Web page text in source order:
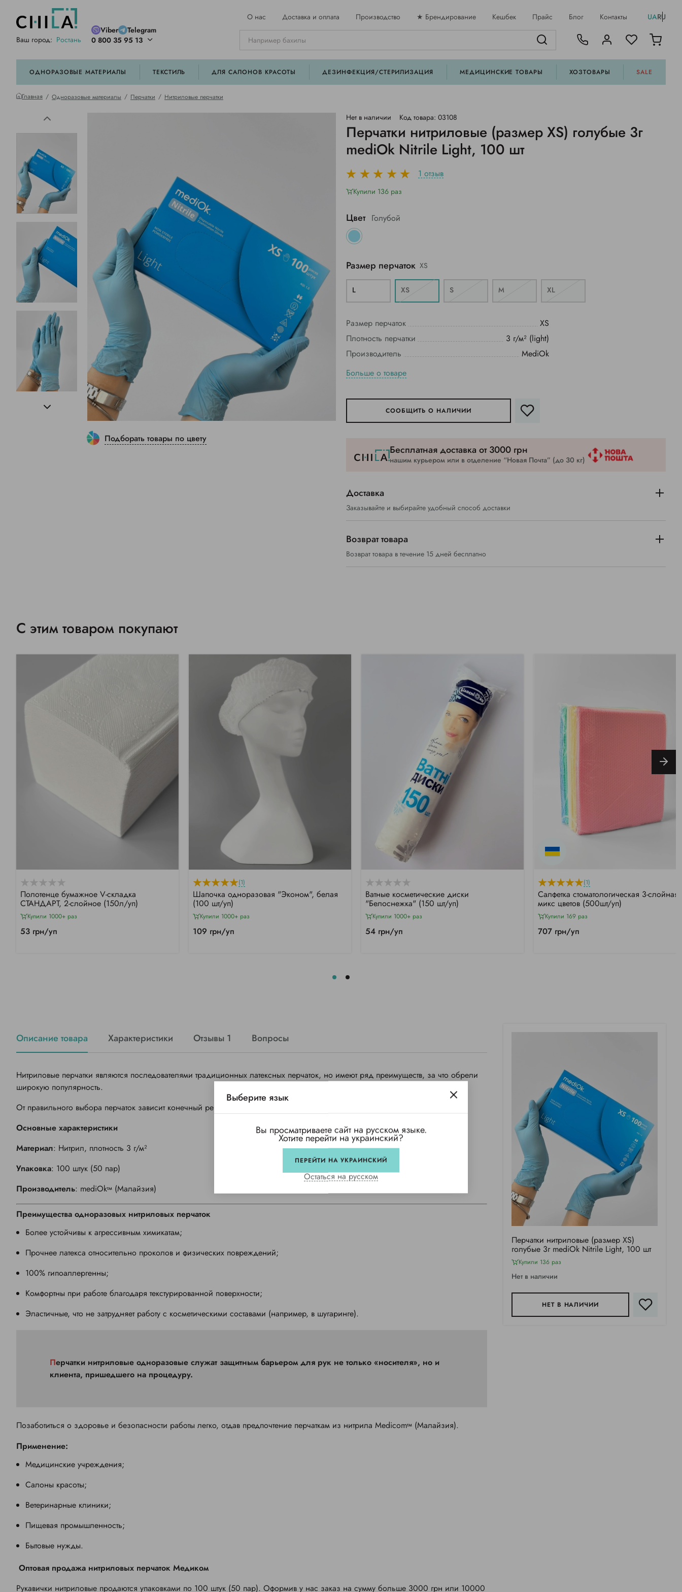
Ваш город: Ростань
Viber
Telegram
0 800 35 95 13
О нас Доставка и оплата Производство ★ Брендирование Кешбек Прайс Блог Контакты UARU
ОДНОРАЗОВЫЕ МАТЕРИАЛЫ ТЕКСТИЛЬ ДЛЯ САЛОНОВ КРАСОТЫ ДЕЗИНФЕКЦИЯ/СТЕРИЛИЗАЦИЯ МЕДИЦИНСКИЕ ТОВАРЫ ХОЗТОВАРЫ SALE
Главная Одноразовые материалы Перчатки Нитриловые перчатки
Подборать товары по цвету
Нет в наличии Код товара: 03108
Перчатки нитриловые (размер XS) голубые 3г
mediOk Nitrile Light, 100 шт
1 отзыв
Купили 136 раз
Цвет Голубой
Размер перчаток XS
L XS S M ХL
Размер перчаток
XS
Плотность перчатки
3 г/м² (light)
Производитель
MediOk
Больше о товаре
СООБЩИТЬ О НАЛИЧИИ
Бесплатная доставка от 3000 грн
нашим курьером или в отделение “Новая Почта” (до 30 кг)
Доставка
Заказывайте и выбирайте удобный способ доставки
Возврат товара
Возврат товара в течение 15 дней бесплатно
С этим товаром покупают
Полотенце бумажное V-складка
СТАНДАРТ, 2-слойное (150л/уп)
Купили 1000+ раз
53 грн/уп
(1)
Шапочка одноразовая "Эконом", белая
(100 шт/уп)
Купили 1000+ раз
109 грн/уп
Ватные косметические диски
"Белоснежка" (150 шт/уп)
Купили 1000+ раз
54 грн/уп
(1)
Салфетка стоматологическая 3-слойная,
микс цветов (500шт/уп)
Купили 169 раз
707 грн/уп
Описание товара Характеристики Отзывы 1 Вопросы
Нитриловые перчатки являются последователями традиционных латексных перчаток, но имеют ряд преимуществ, за что обрели
широкую популярность.
От правильного выбора перчаток зависит конечный результат работы и безопасность предоставляемых услуг.
Основные характеристики
Материал: Нитрил, плотность 3 г/м²
Упаковка: 100 штук (50 пар)
Производитель: mediOkтм (Малайзия)
Преимущества одноразовых нитриловых перчаток
Более устойчивы к агрессивным химикатам;
Прочнее латекса относительно проколов и физических повреждений;
100% гипоаллергенны;
Комфортны при работе благодаря текстурированной поверхности;
Эластичные, что не затрудняет работу с косметическими составами (например, в шугаринге).
Перчатки нитриловые одноразовые служат защитным барьером для рук не только «носителя», но и
клиента, пришедшего на процедуру.
Позаботиться о здоровье и безопасности работы легко, отдав предпочтение перчаткам из нитрила Medicomтм (Малайзия).
Применение:
Медицинские учреждения;
Салоны красоты;
Ветеринарные клиники;
Пищевая промышленность;
Бытовые нужды.
Оптовая продажа нитриловых перчаток Медиком
Рукавички нитриловые продаются упаковками по 100 штук (50 пар). Оформив у нас заказ на сумму больше 3000 грн или 10000
Перчатки нитриловые (размер XS)
голубые 3г mediOk Nitrile Light, 100 шт
Купили 136 раз
Нет в наличии
НЕТ В НАЛИЧИИ
Выберите язык
Вы просматриваете сайт на русском языке.
Хотите перейти на украинский?
ПЕРЕЙТИ НА УКРАИНСКИЙ
Остаться на русском